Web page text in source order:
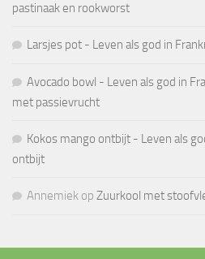
pastinaak en rookworst
Larsjes pot - Leven als god in
Avocado bowl - Leven als god in
met passievrucht
Kokos mango ontbijt - Leven als
ontbijt
Annemiek op Zuurkool met